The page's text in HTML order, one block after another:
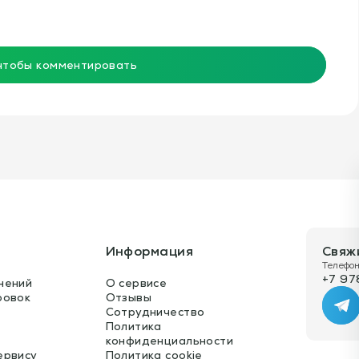
и ведение собственного обучения, удовлетворяя при
этом потребности своих игроков. ГЛАВА 12 CODA
Обзор и размышления о целенаправленном развитии
игроков и тренеров.
комментировать
Информация
О сервисе
Отзывы
Сотрудничество
Политика
конфиденциальности
Политика cookie
+7